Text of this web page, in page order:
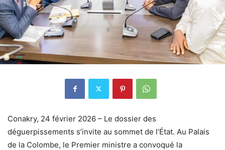
Conakry, 24 février 2026 – Le dossier des
déguerpissements s’invite au sommet de l’État. Au Palais
de la Colombe, le Premier ministre a convoqué la